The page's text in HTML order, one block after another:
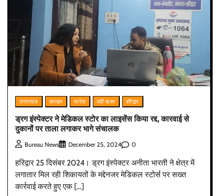
उत्तराखंड क्राइम प्रदेश बड़ी खबर हरिद्वार
ड्रग इंस्पेक्टर ने मेडिकल स्टोर का लाइसेंस किया रद्द, कारवाई से
दुकानों पर ताला लगाकर भागे संचालक
Bureau News December 25, 2024 0
हरिद्वार 25 दिसंबर 2024। ड्रग इंस्पेक्टर अनीता भारती ने क्षेत्र में
लगातार मिल रही शिकायतों के मद्देनजर मेडिकल स्टोर्स पर सख्त
कार्रवाई करते हुए एक […]